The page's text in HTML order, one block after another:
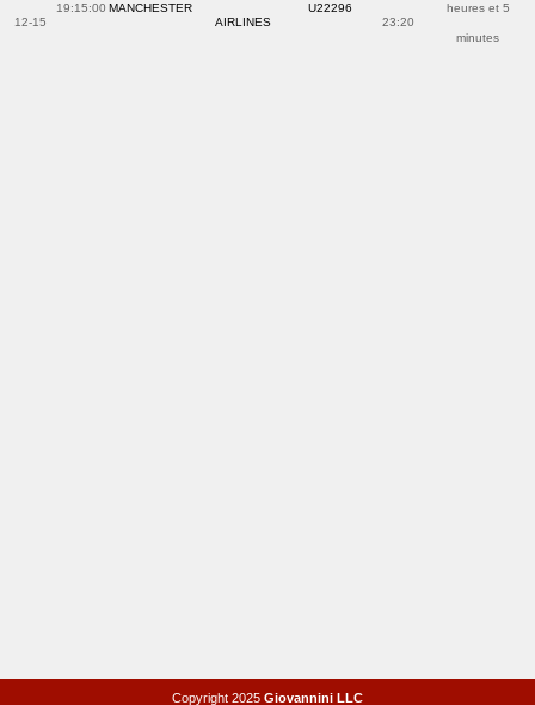
12-15
19:15:00 MANCHESTER
AIRLINES
U22296
23:20
heures et 5
minutes
Copyright 2025 Giovannini LLC